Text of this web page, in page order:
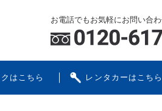
お電話でもお気軽にお問い合
はこちら レンタカーはこちら